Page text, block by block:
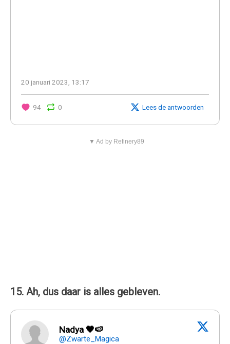
20 januari 2023, 13:17
94 0 Lees de antwoorden
▼ Ad by Refinery89
15. Ah, dus daar is alles gebleven.
Nadya 🖤🍉
@Zwarte_Magica